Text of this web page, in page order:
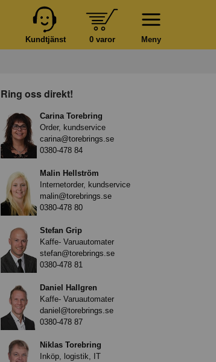
Meny
0 varor
Kundtjänst
Ring oss direkt!
Carina Torebring
Order, kundservice
carina@torebrings.se
0380-478 84
Malin Hellström
Internetorder, kundservice
malin@torebrings.se
0380-478 80
Stefan Grip
Kaffe- Varuautomater
stefan@torebrings.se
0380-478 81
Daniel Hallgren
Kaffe- Varuautomater
daniel@torebrings.se
0380-478 87
Niklas Torebring
Inköp, logistik, IT